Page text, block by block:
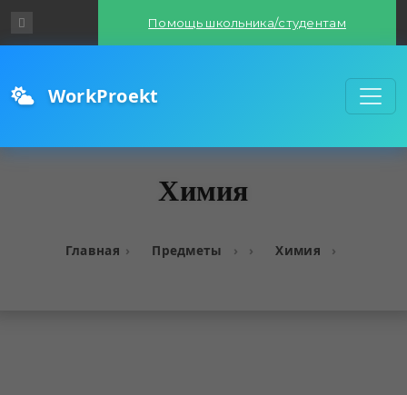
Помощь школьника/студентам
WorkProekt
Химия
Главная Предметы Химия